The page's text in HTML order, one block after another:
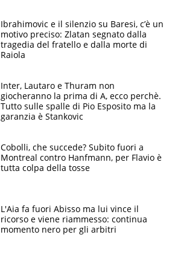
Ibrahimovic e il silenzio su Baresi, c’è un
motivo preciso: Zlatan segnato dalla
tragedia del fratello e dalla morte di
Raiola
Inter, Lautaro e Thuram non
giocheranno la prima di A, ecco perchè.
Tutto sulle spalle di Pio Esposito ma la
garanzia è Stankovic
Cobolli, che succede? Subito fuori a
Montreal contro Hanfmann, per Flavio è
tutta colpa della tosse
L'Aia fa fuori Abisso ma lui vince il
ricorso e viene riammesso: continua
momento nero per gli arbitri